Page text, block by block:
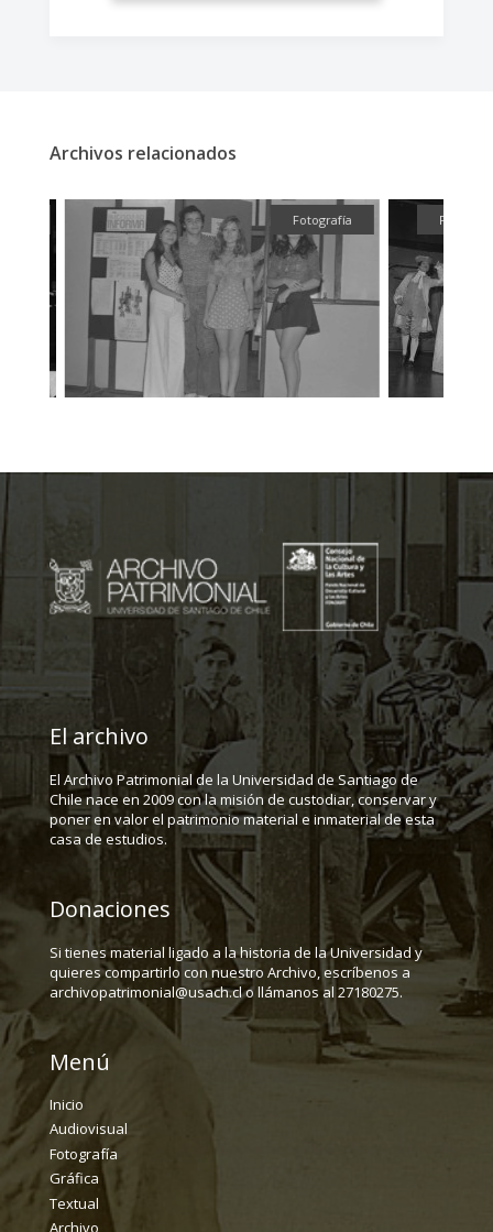
Archivos relacionados
Fotografía Fotografía
El archivo
El Archivo Patrimonial de la Universidad de Santiago de
Chile nace en 2009 con la misión de custodiar, conservar y
poner en valor el patrimonio material e inmaterial de esta
casa de estudios.
Donaciones
Si tienes material ligado a la historia de la Universidad y
quieres compartirlo con nuestro Archivo, escríbenos a
archivopatrimonial@usach.cl o llámanos al 27180275.
Menú
Inicio
Audiovisual
Fotografía
Gráfica
Textual
Archivo